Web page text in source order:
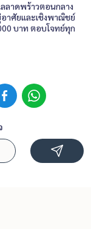
ลาดพร้าวตอนกลาง
อาศัยและเชิงพาณิชย์
บาท ตอบโจทย์ทุก